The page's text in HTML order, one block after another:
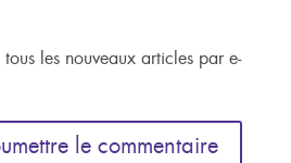
tous les nouveaux articles par e-
le commentaire